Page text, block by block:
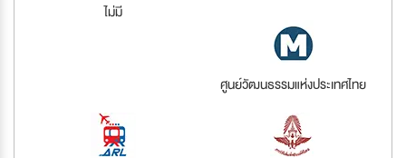
ไม่มี
ศูนย์วัฒนธรรมแห่งประเทศไทย